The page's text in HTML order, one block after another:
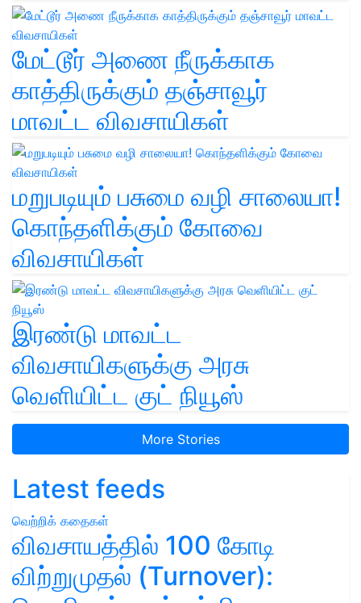
மேட்டூர் அணை நீருக்காக
காத்திருக்கும் தஞ்சாவூர்
மாவட்ட விவசாயிகள்
மறுபடியும் பசுமை வழி சாலையா!
கொந்தளிக்கும் கோவை
விவசாயிகள்
இரண்டு மாவட்ட
விவசாயிகளுக்கு அரசு
வெளியிட்ட குட் நியூஸ்
More Stories
Latest feeds
வெற்றிக் கதைகள்
விவசாயத்தில் 100 கோடி
விற்றுமுதல் (Turnover):